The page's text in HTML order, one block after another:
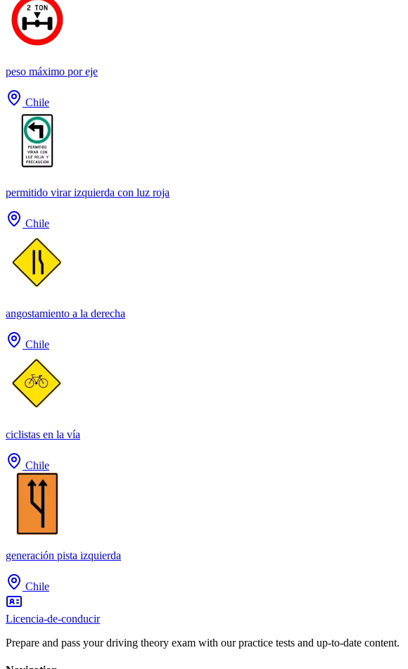
peso máximo por eje
Chile
permitido virar izquierda con luz roja
Chile
angostamiento a la derecha
Chile
ciclistas en la vía
Chile
generación pista izquierda
Chile
Licencia-de-conducir
Prepare and pass your driving theory exam with our practice tests and up-to-date content.